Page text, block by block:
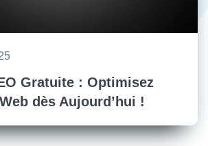
Gratuite : Optimisez
dès Aujourd’hui !